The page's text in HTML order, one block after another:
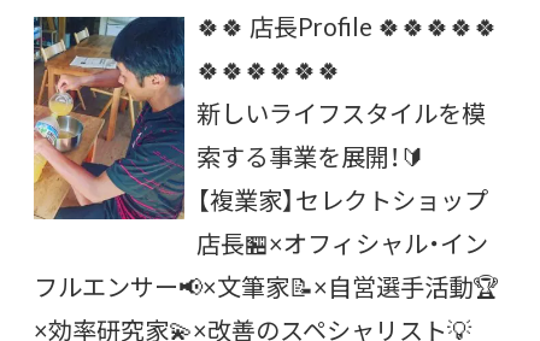
🍀🍀 店長Profile 🍀🍀🍀🍀🍀
🍀🍀🍀🍀🍀🍀
新しいライフスタイルを模
索する事業を展開！🔰
【複業家】セレクトショップ
店長🏪×オフィシャル・イン
フルエンサー📢×文筆家📝×自営選手活動🏆
×効率研究家💫×改善のスペシャリスト💡